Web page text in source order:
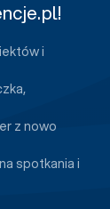
i
z nowo
spotkania i